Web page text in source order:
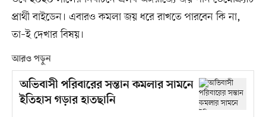
প্রার্থী বাইডেন। এবারও কমলা জয় ধরে রাখতে পারবেন কি না,
তা–ই দেখার বিষয়।
আরও পড়ুন
অভিবাসী পরিবারের সন্তান কমলার সামনে
ইতিহাস গড়ার হাতছানি